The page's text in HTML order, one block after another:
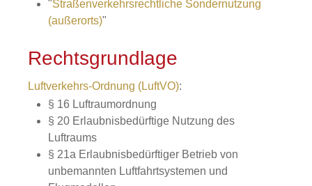
"Straßenverkehrsrechtliche Sondernutzung
(außerorts)"
Rechtsgrundlage
Luftverkehrs-Ordnung (LuftVO):
§ 16 Luftraumordnung
§ 20 Erlaubnisbedürftige Nutzung des
Luftraums
§ 21a Erlaubnisbedürftiger Betrieb von
unbemannten Luftfahrtsystemen und